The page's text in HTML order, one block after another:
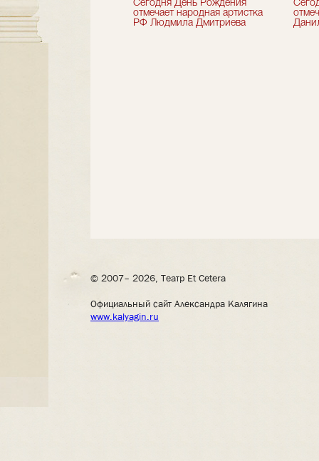
искусств
Николай Максимов
Сегодня День Рождения
отмечает народная артистка
РФ Людмила Дмитриева
© 2007– 2026, Театр Et Cetera
Официальный сайт Александра Калягина
www.kalyagin.ru